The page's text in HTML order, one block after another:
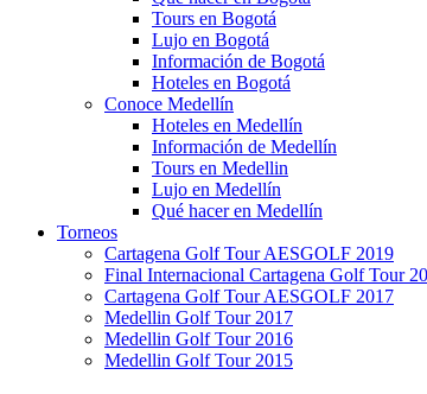
Tours en Bogotá
Lujo en Bogotá
Información de Bogotá
Hoteles en Bogotá
Conoce Medellín
Hoteles en Medellín
Información de Medellín
Tours en Medellin
Lujo en Medellín
Qué hacer en Medellín
Torneos
Cartagena Golf Tour AESGOLF 2019
Final Internacional Cartagena Golf Tour
Cartagena Golf Tour AESGOLF 2017
Medellin Golf Tour 2017
Medellin Golf Tour 2016
Medellin Golf Tour 2015